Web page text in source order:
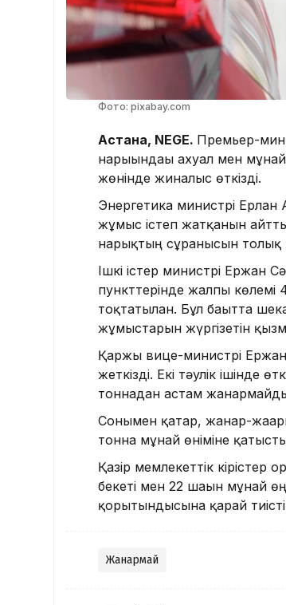
Фото: pixabay.com
Астана, NEGE. Премьер-
нарығындағы ахуал мен
жөнінде жиналыс өткізді.
Энергетика министрі
жұмыс істеп жатқанын
нарықтың сұранысын толық
Ішкі істер министрі Ержан
пункттерінде жалпы
тоқтатылған. Бұл бағытта
жұмыстарын жүргізетін
Қаржы вице-министрі
жеткізді. Екі тәулік ішінде
тоннадан астам жанармайды
Сонымен қатар, жанар-
тонна мұнай өніміне
Қазір мемлекеттік
бекеті мен 22 шағын мұнай
қорытындысына қарай
Жанармай